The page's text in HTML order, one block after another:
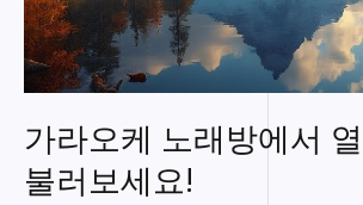
가라오케 노래방에서
불러보세요!